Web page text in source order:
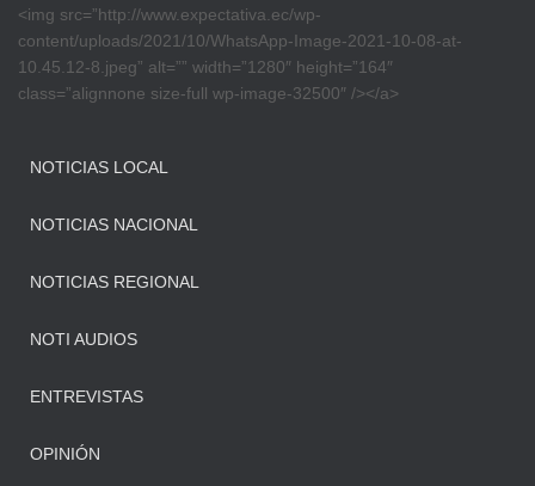
<img src=”http://www.expectativa.ec/wp-
content/uploads/2021/10/WhatsApp-Image-2021-10-08-at-
10.45.12-8.jpeg” alt=”” width=”1280″ height=”164″
class=”alignnone size-full wp-image-32500″ /></a>
NOTICIAS LOCAL
NOTICIAS NACIONAL
NOTICIAS REGIONAL
NOTI AUDIOS
ENTREVISTAS
OPINIÓN